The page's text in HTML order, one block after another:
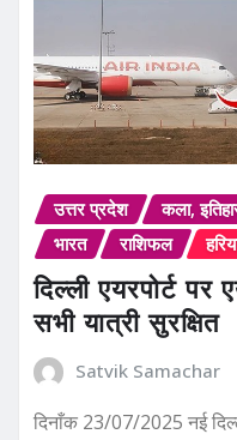
उत्तर प्रदेश कला,
भारत
राशिफल
दिल्ली एयरपोर्ट
सभी यात्री सुरक्षित
Satvik Samachar
दिनाँक 23/07/2025 नई